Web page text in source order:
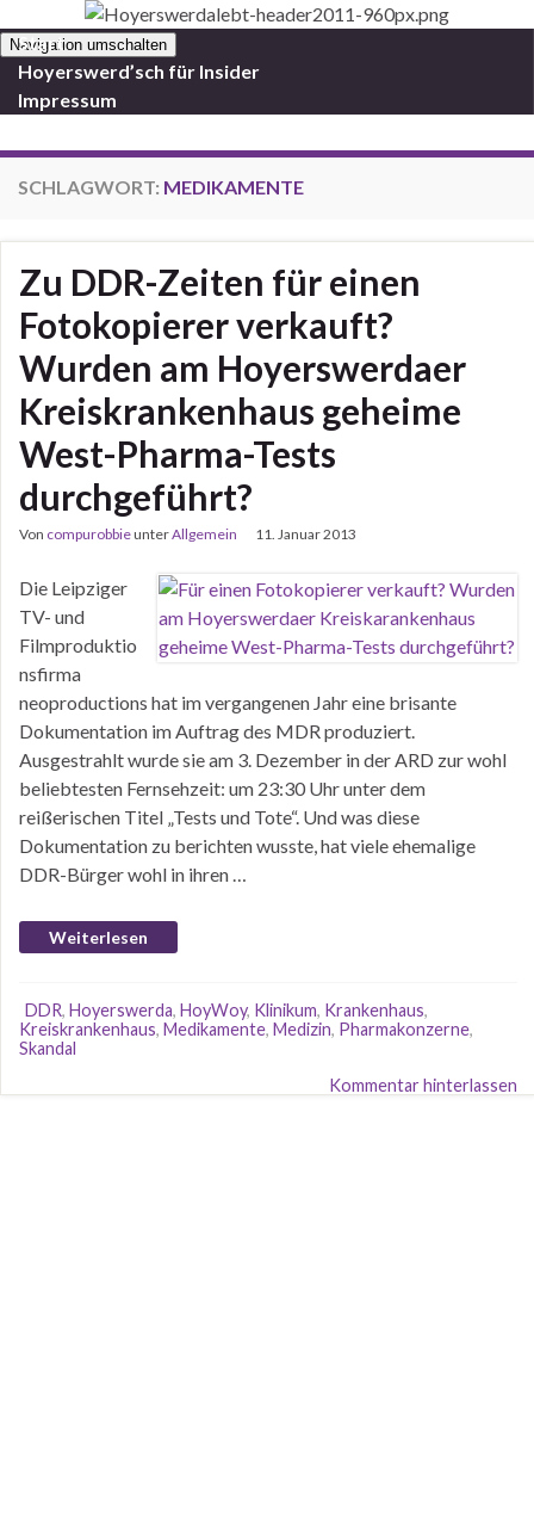
Navigation umschalten
Start
Hoyerswerd’sch für Insider
Impressum
SCHLAGWORT: MEDIKAMENTE
Zu DDR-Zeiten für einen
Fotokopierer verkauft?
Wurden am Hoyerswerdaer
Kreiskrankenhaus geheime
West-Pharma-Tests
durchgeführt?
Von compurobbieunterAllgemein 11. Januar 2013
Die Leipziger
TV- und
Filmproduktio
nsfirma
neoproductions hat im vergangenen Jahr eine brisante
Dokumentation im Auftrag des MDR produziert.
Ausgestrahlt wurde sie am 3. Dezember in der ARD zur wohl
beliebtesten Fernsehzeit: um 23:30 Uhr unter dem
reißerischen Titel „Tests und Tote“. Und was diese
Dokumentation zu berichten wusste, hat viele ehemalige
DDR-Bürger wohl in ihren …
Weiterlesen
DDR, Hoyerswerda, HoyWoy, Klinikum, Krankenhaus,
Kreiskrankenhaus, Medikamente, Medizin, Pharmakonzerne,
Skandal
Kommentar hinterlassen